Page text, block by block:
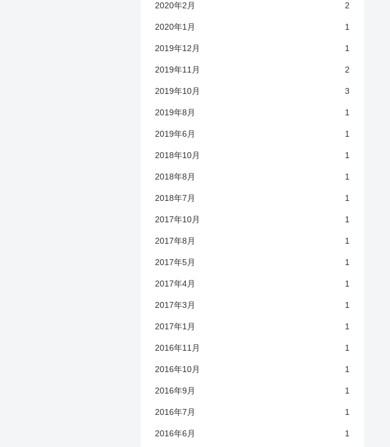
2020年2月 2
2020年1月 1
2019年12月 1
2019年11月 2
2019年10月 3
2019年8月 1
2019年6月 1
2018年10月 1
2018年8月 1
2018年7月 1
2017年10月 1
2017年8月 1
2017年5月 1
2017年4月 1
2017年3月 1
2017年1月 1
2016年11月 1
2016年10月 1
2016年9月 1
2016年7月 1
2016年6月 1